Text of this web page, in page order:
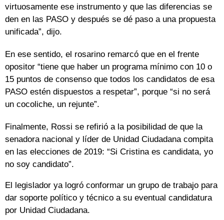
virtuosamente ese instrumento y que las diferencias se
den en las PASO y después se dé paso a una propuesta
unificada”, dijo.
En ese sentido, el rosarino remarcó que en el frente
opositor “tiene que haber un programa mínimo con 10 o
15 puntos de consenso que todos los candidatos de esa
PASO estén dispuestos a respetar”, porque “si no será
un cocoliche, un rejunte”.
Finalmente, Rossi se refirió a la posibilidad de que la
senadora nacional y líder de Unidad Ciudadana compita
en las elecciones de 2019: “Si Cristina es candidata, yo
no soy candidato”.
El legislador ya logró conformar un grupo de trabajo para
dar soporte político y técnico a su eventual candidatura
por Unidad Ciudadana.